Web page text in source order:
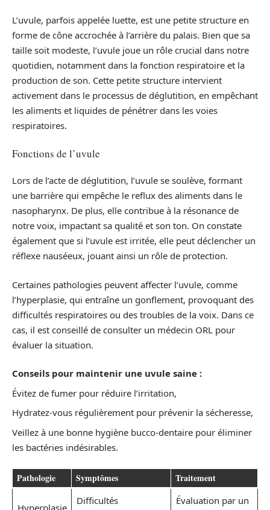
L’uvule, parfois appelée luette, est une petite structure en
forme de cône accrochée à l’arrière du palais. Bien que sa
taille soit modeste, l’uvule joue un rôle crucial dans notre
quotidien, notamment dans la fonction respiratoire et la
production de son. Cette petite structure intervient
activement dans le processus de déglutition, en empêchant
les aliments et liquides de pénétrer dans les voies
respiratoires.
Fonctions de l’uvule
Lors de l’acte de déglutition, l’uvule se soulève, formant
une barrière qui empêche le reflux des aliments dans le
nasopharynx. De plus, elle contribue à la résonance de
notre voix, impactant sa qualité et son ton. On constate
également que si l’uvule est irritée, elle peut déclencher un
réflexe nauséeux, jouant ainsi un rôle de protection.
Certaines pathologies peuvent affecter l’uvule, comme
l’hyperplasie, qui entraîne un gonflement, provoquant des
difficultés respiratoires ou des troubles de la voix. Dans ce
cas, il est conseillé de consulter un médecin ORL pour
évaluer la situation.
Conseils pour maintenir une uvule saine :
Évitez de fumer pour réduire l’irritation,
Hydratez-vous régulièrement pour prévenir la sécheresse,
Veillez à une bonne hygiène bucco-dentaire pour éliminer
les bactéries indésirables.
Pathologie Symptômes Traitement
Difficultés
Évaluation par un